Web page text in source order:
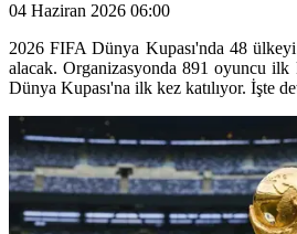
04 Haziran 2026 06:00
2026 FIFA Dünya Kupası'nda 48
alacak. Organizasyonda 891 oyuncu
Dünya Kupası'na ilk kez katılıyor. İşte